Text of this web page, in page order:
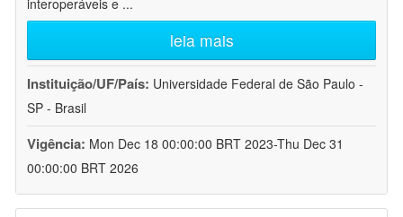
interoperáveis e ...
leia mais
Instituição/UF/País: Universidade Federal de São Paulo -
SP - Brasil
Vigência: Mon Dec 18 00:00:00 BRT 2023-Thu Dec 31
00:00:00 BRT 2026